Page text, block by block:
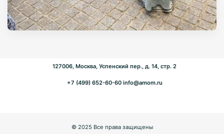
127006, Москва, Успенский пер., д. 14, стр. 2
+7 (499) 652-60-60 info@amom.ru
© 2025 Все права защищены